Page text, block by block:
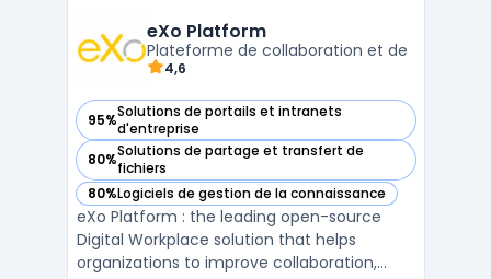
eXo Platform
Plateforme de collaboration et de
4,6
95%Solutions de portails et intranets
d'entreprise
— voir eXo Platform dans cette catégorie
80%Solutions de partage et transfert de
fichiers
— voir eXo Platform dans cette catégorie
80%Logiciels de gestion de la connaissance
— voir eXo Platform dans cette catégorie
eXo Platform : the leading open-source
Digital Workplace solution that helps
organizations to improve collaboration,